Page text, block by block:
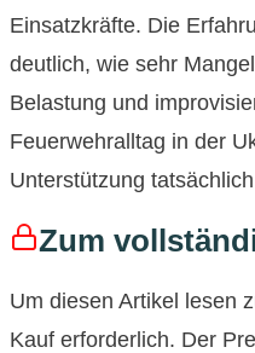
Einsatzkräfte. Die
deutlich, wie sehr
Belastung und
Feuerwehralltag in der
Unterstützung
Zum
Um diesen Artikel lesen
Kauf erforderlich. Der